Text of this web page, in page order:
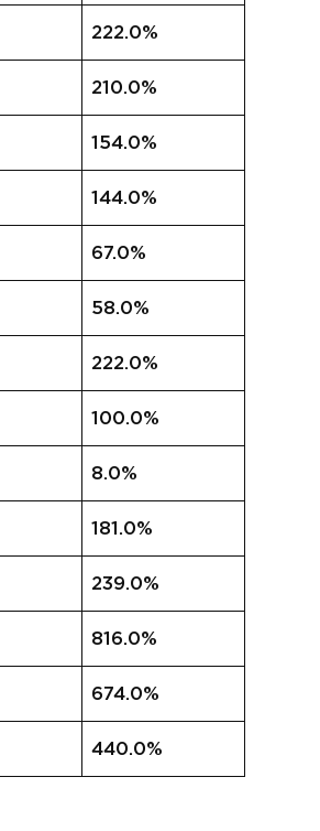
222.0%
210.0%
154.0%
144.0%
67.0%
58.0%
222.0%
100.0%
8.0%
181.0%
239.0%
816.0%
674.0%
440.0%